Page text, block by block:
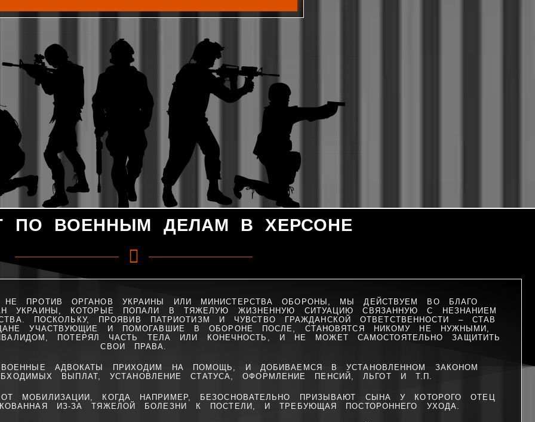
ПО ВОЕННЫМ ДЕЛАМ В ХЕРСОНЕ
ПРОТИВ ОРГАНОВ УКРАИНЫ ИЛИ МИНИСТЕРСТВА ОБОРОНЫ, МЫ ДЕЙСТВУЕМ ВО БЛАГО
УКРАИНЫ, КОТОРЫЕ ПОПАЛИ В ТЯЖЕЛУЮ ЖИЗНЕННУЮ СИТУАЦИЮ СВЯЗАННУЮ С НЕЗНАНИЕМ
ПОСКОЛЬКУ, ПРОЯВИВ ПАТРИОТИЗМ И ЧУВСТВО ГРАЖДАНСКОЙ ОТВЕТСТВЕННОСТИ – СТАВ
УЧАСТВУЮЩИЕ И ПОМОГАВШИЕ В ОБОРОНЕ ПОСЛЕ, СТАНОВЯТСЯ НИКОМУ НЕ НУЖНЫМИ,
ПОТЕРЯЛ ЧАСТЬ ТЕЛА ИЛИ КОНЕЧНОСТЬ, И НЕ МОЖЕТ САМОСТОЯТЕЛЬНО ЗАЩИТИТЬ
СВОИ ПРАВА.
АДВОКАТЫ ПРИХОДИМ НА ПОМОЩЬ, И ДОБИВАЕМСЯ В УСТАНОВЛЕННОМ ЗАКОНОМ
ВЫПЛАТ, УСТАНОВЛЕНИЕ СТАТУСА, ОФОРМЛЕНИЕ ПЕНСИЙ, ЛЬГОТ И Т.П.
МОБИЛИЗАЦИИ, КОГДА НАПРИМЕР, БЕЗОСНОВАТЕЛЬНО ПРИЗЫВАЮТ СЫНА У КОТОРОГО ОТЕЦ
ИЗ-ЗА ТЯЖЕЛОЙ БОЛЕЗНИ К ПОСТЕЛИ, И ТРЕБУЮЩАЯ ПОСТОРОННЕГО УХОДА.